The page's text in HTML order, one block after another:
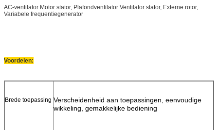
AC-ventilator Motor stator, Plafondventilator Ventilator stator, Externe rotor,
Variabele frequentiegenerator
Voordelen:
Brede toepassing Verscheidenheid aan toepassingen, eenvoudige
wikkeling, gemakkelijke bediening